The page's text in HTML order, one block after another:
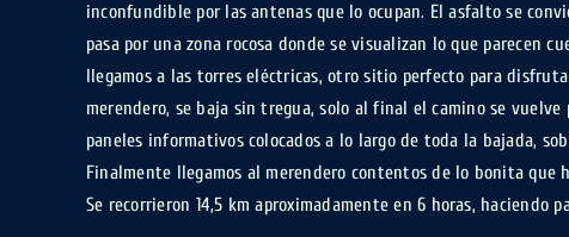
inconfundible por las antenas que lo ocupan. El asfalto se
pasa por una zona rocosa donde se visualizan lo que parecen
llegamos a las torres eléctricas, otro sitio perfecto para
merendero, se baja sin tregua, solo al final el camino se
paneles informativos colocados a lo largo de toda la bajada,
Finalmente llegamos al merendero contentos de lo bonita que
Se recorrieron 14,5 km aproximadamente en 6 horas, haciendo